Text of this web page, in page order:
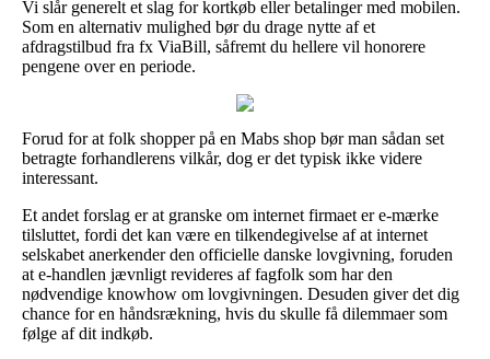
Vi slår generelt et slag for kortkøb eller betalinger med mobilen.
Som en alternativ mulighed bør du drage nytte af et
afdragstilbud fra fx ViaBill, såfremt du hellere vil honorere
pengene over en periode.
Forud for at folk shopper på en Mabs shop bør man sådan set
betragte forhandlerens vilkår, dog er det typisk ikke videre
interessant.
Et andet forslag er at granske om internet firmaet er e-mærke
tilsluttet, fordi det kan være en tilkendegivelse af at internet
selskabet anerkender den officielle danske lovgivning, foruden
at e-handlen jævnligt revideres af fagfolk som har den
nødvendige knowhow om lovgivningen. Desuden giver det dig
chance for en håndsrækning, hvis du skulle få dilemmaer som
følge af dit indkøb.